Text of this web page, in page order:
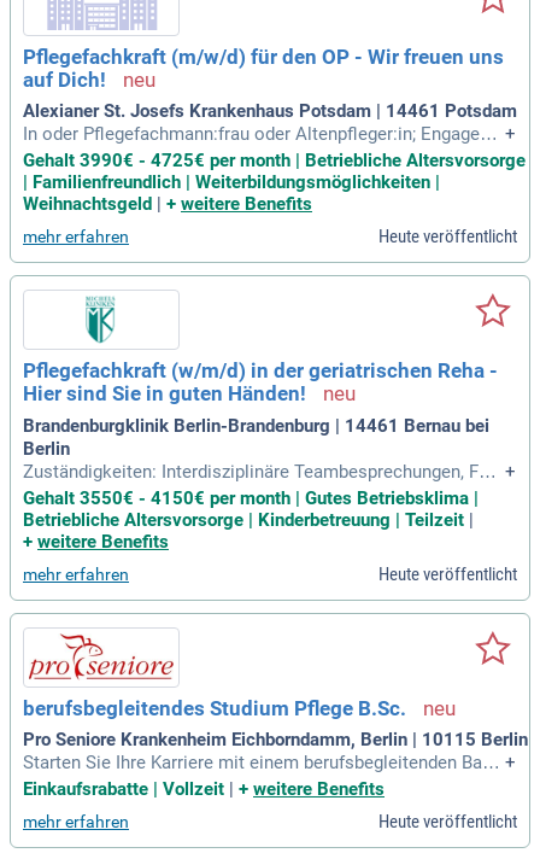
Pflegefachkraft (m/w/d) für den OP - Wir freuen uns
auf Dich!
Alexianer St. Josefs Krankenhaus Potsdam | 14461 Potsdam
In oder Pflegefachmann:frau oder Altenpfleger:in; Engageme
nt bei der Optimierung von Arbeitsabläufen; Freude im Umga
ng mit unseren Patient:innen; Lernbereitschaft sowie Organi
sationsvermögen; OP-​Erfahrung wünschenswert; Verantwort
+
Gehalt 3990€ - 4725€ per month | Betriebliche Altersvorsorge
| Familienfreundlich | Weiterbildungsmöglichkeiten |
Weihnachtsgeld
+ weitere Benefits
mehr erfahren Heute veröffentlicht
Pflegefachkraft (w/m/d) in der geriatrischen Reha -
Hier sind Sie in guten Händen!
Brandenburgklinik Berlin-Brandenburg | 14461 Bernau bei
Berlin
Zuständigkeiten: Interdisziplinäre Teambesprechungen, Fall
besprechungen und gemeinsame Visiten durchführen; Leben
von Senior:innen nachhaltig verbessern, Angehörige mitneh
men; Patient:innen unter hohen Qualitätsstandards versorge
+
Gehalt 3550€ - 4150€ per month | Gutes Betriebsklima |
Betriebliche Altersvorsorge | Kinderbetreuung | Teilzeit |
+ weitere Benefits
mehr erfahren Heute veröffentlicht
berufsbegleitendes Studium Pflege B.Sc.
Pro Seniore Krankenheim Eichborndamm, Berlin | 10115 Berlin
Starten Sie Ihre Karriere mit einem berufsbegleitenden Bach
elor-Studium (B. Sc. Pflege) an der DHGS und erweitern Sie I
Krankenpflege. Voraussetzung ist eine abgeschlossene Aus
+
Einkaufsrabatte | Vollzeit | + weitere Benefits
mehr erfahren Heute veröffentlicht